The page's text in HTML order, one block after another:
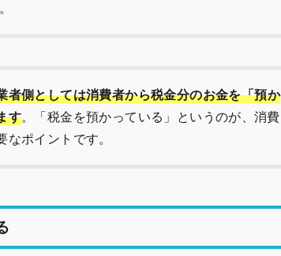
者側としては消費者から税金分のお金を「預か
す。「税金を預かっている」というのが、消費
ポイントです。